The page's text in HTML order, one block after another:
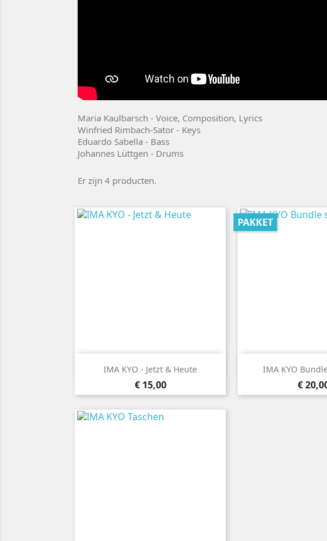
Maria Kaulbarsch - Voice, Composition, Lyrics
Winfried Rimbach-Sator - Keys
Eduardo Sabella - Bass
Johannes Lüttgen - Drums
Er zijn 4 producten.
IMA KYO - Jetzt & Heute
Prijs
€ 15,00
 Snel bekijken IMA KYO
Prijs
€
PAKKET
 Snel